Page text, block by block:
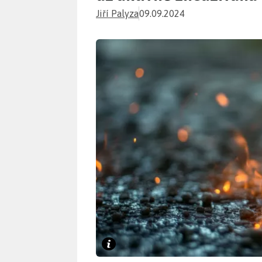
Jiří Palyza09.09.2024